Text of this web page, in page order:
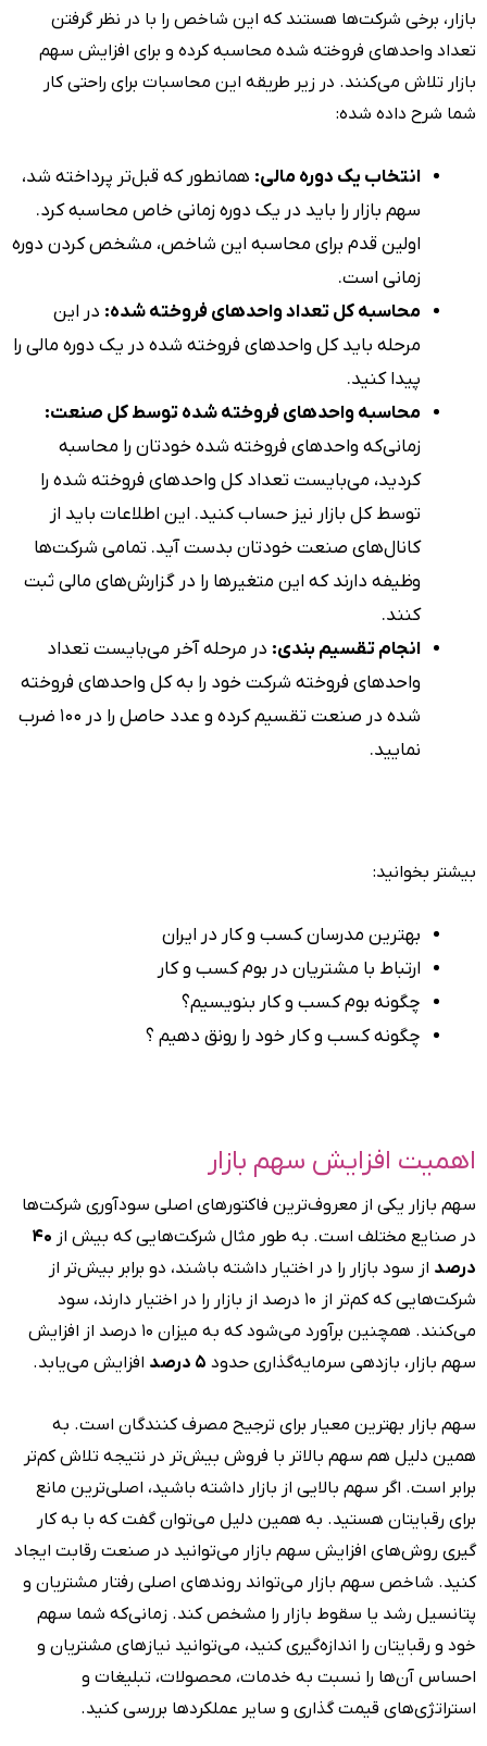
بازار، برخی شرکت‌ها هستند که این شاخص را با در نظر گرفتن
تعداد واحدهای فروخته شده محاسبه کرده و برای افزایش سهم
بازار تلاش می‌کنند. در زیر طریقه این محاسبات برای راحتی کار
شما شرح داده شده:
انتخاب یک دوره مالی: همانطور که قبل‌تر پرداخته شد،
سهم بازار را باید در یک دوره زمانی خاص محاسبه کرد.
اولین قدم برای محاسبه این شاخص، مشخص کردن دوره
زمانی است.
محاسبه کل تعداد واحدهای فروخته شده: در این
مرحله باید کل واحدهای فروخته شده در یک دوره مالی را
پیدا کنید.
محاسبه واحدهای فروخته شده توسط کل صنعت:
زمانی‌که واحدهای فروخته شده خودتان را محاسبه
کردید، می‌بایست تعداد کل واحدهای فروخته شده را
توسط کل بازار نیز حساب کنید. این اطلاعات باید از
کانال‌های صنعت خودتان بدست آید. تمامی شرکت‌ها
وظیفه دارند که این متغیرها را در گزارش‌های مالی ثبت
کنند.
انجام‌ تقسیم بندی: در مرحله آخر می‌بایست تعداد
واحدهای فروخته شرکت خود را به کل واحدهای فروخته
شده در صنعت تقسیم کرده و عدد حاصل را در ۱۰۰ ضرب
نمایید.
بیشتر بخوانید:
بهترین مدرسان کسب و کار در ایران
ارتباط با مشتریان در بوم کسب و کار
چگونه بوم کسب و کار بنویسیم؟
چگونه کسب و کار خود را رونق دهیم ؟
اهمیت افزایش سهم بازار
سهم بازار یکی از معروف‌ترین فاکتورهای اصلی سودآوری شرکت‌ها
در صنایع مختلف است. به طور مثال شرکت‌هایی که بیش از ۴۰
درصد از سود بازار را در اختیار داشته باشند، دو برابر بیش‌تر از
شرکت‌هایی که کم‌تر از ۱۰ درصد از بازار را در اختیار دارند، سود
می‌کنند. همچنین برآورد می‌شود که به میزان ۱۰ درصد از افزایش
سهم بازار، بازدهی سرمایه‌گذاری حدود ۵ درصد افزایش می‌یابد.
سهم بازار بهترین معیار برای ترجیح مصرف کنندگان است. به
همین دلیل هم سهم بالاتر با فروش بیش‌تر در نتیجه تلاش کم‌تر
برابر است. اگر سهم بالایی از بازار داشته باشید، اصلی‌ترین مانع
برای رقبایتان هستید. به همین دلیل می‌توان گفت که با به کار
گیری روش‌های افزایش سهم بازار می‌توانید در صنعت رقابت ایجاد
کنید. شاخص سهم بازار می‌تواند روندهای اصلی رفتار مشتریان و
پتانسیل رشد یا سقوط بازار را مشخص کند. زمانی‌که شما سهم
خود و رقبایتان را اندازه‌گیری کنید، می‌توانید نیازهای مشتریان و
احساس آن‌ها را نسبت به خدمات، محصولات، تبلیغات و
استراتژی‌های قیمت گذاری و سایر عملکردها بررسی کنید.